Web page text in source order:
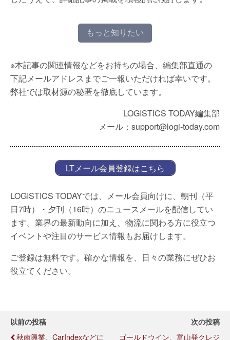
もっと知りたい
※本記事の関連情報などをお持ちの場合、編集部直通の
下記メールアドレスまでご一報いただければ幸いです。
弊社では取材源の秘匿を徹底しています。
LOGISTICS TODAY編集部
メール：support@logi-today.com
LTメール会員登録はこちら
LOGISTICS TODAYでは、メール会員向けに、朝刊（平
日7時）・夕刊（16時）のニュースメールを配信してい
ます。業界の最新動向に加え、物流に関わる方に役立つ
イベントや注目のサービス情報もお届けします。
ご登録は無料です。確かな情報を、日々の業務にぜひお
役立てください。
以前の投稿
秋南興業、CarIndexなどに
次の投稿
ゴールドウイン、富山発クレジ